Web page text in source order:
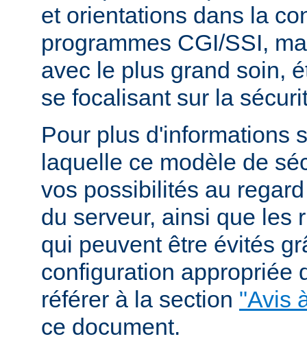
et orientations dans la
programmes CGI/SSI,
avec le plus grand soin,
se focalisant sur la
Pour plus d'informations
laquelle ce modèle de
vos possibilités au
du serveur, ainsi que les
qui peuvent être évités
configuration appropriée
référer à la section "Avis
ce document.